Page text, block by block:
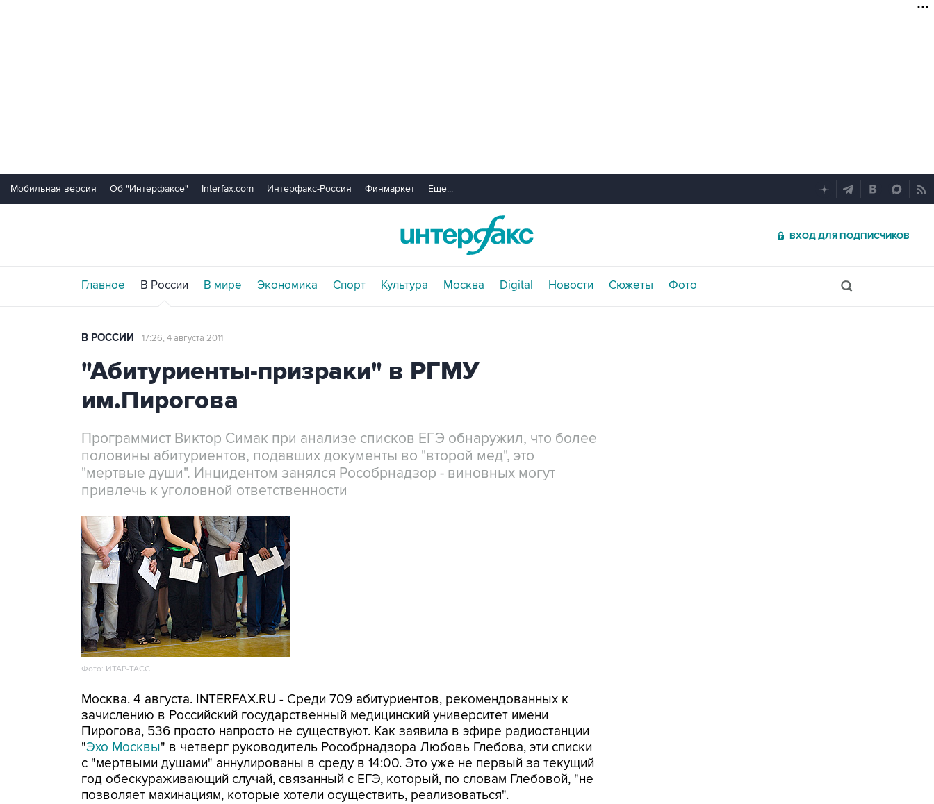
Мобильная версия Об "Интерфаксе" Interfax.com Интерфакс-Россия Финмаркет Еще...
ВХОД ДЛЯ ПОДПИСЧИКОВ
Главное В России В мире Экономика Спорт Культура Москва Digital Новости Сюжеты Фото
В РОССИИ 17:26, 4 августа 2011
"Абитуриенты-призраки" в РГМУ
им.Пирогова
Программист Виктор Симак при анализе списков ЕГЭ обнаружил, что более
половины абитуриентов, подавших документы во "второй мед", это
"мертвые души". Инцидентом занялся Рособрнадзор - виновных могут
привлечь к уголовной ответственности
Фото: ИТАР-ТАСС
Москва. 4 августа. INTERFAX.RU - Среди 709 абитуриентов, рекомендованных к
зачислению в Российский государственный медицинский университет имени
Пирогова, 536 просто напросто не существуют. Как заявила в эфире радиостанции
"Эхо Москвы" в четверг руководитель Рособрнадзора Любовь Глебова, эти списки
с "мертвыми душами" аннулированы в среду в 14:00. Это уже не первый за текущий
год обескураживающий случай, связанный с ЕГЭ, который, по словам Глебовой, "не
позволяет махинациям, которые хотели осуществить, реализоваться".